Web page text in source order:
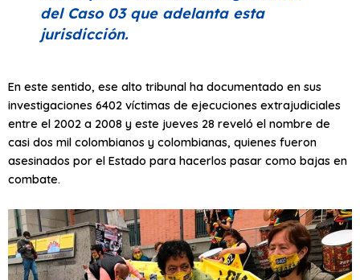
del Caso 03 que adelanta esta
jurisdicción.
En este sentido, ese alto tribunal ha documentado en sus
investigaciones 6402 víctimas de ejecuciones extrajudiciales
entre el 2002 a 2008 y este jueves 28 reveló el nombre de
casi dos mil colombianos y colombianas, quienes fueron
asesinados por el Estado para hacerlos pasar como bajas en
combate.